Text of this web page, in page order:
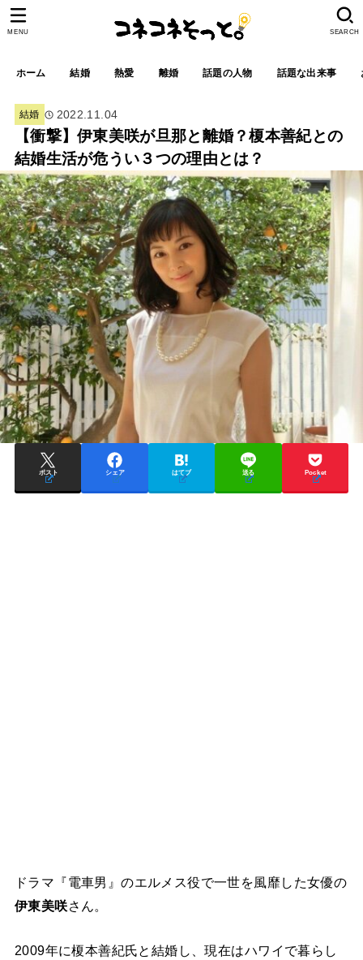
ホーム 結婚 熱愛 離婚 話題の人物 話題な出来事
SEARCH
MENU
結婚 2022.11.04
【衝撃】伊東美咲が旦那と離婚？榎本善紀との
結婚生活が危うい３つの理由とは？
ポスト シェア はてブ 送る Pocket
ドラマ『電車男』のエルメス役で一世を風靡した女優の
伊東美咲さん。
2009年に榎本善紀氏と結婚し、現在はハワイで暮らし